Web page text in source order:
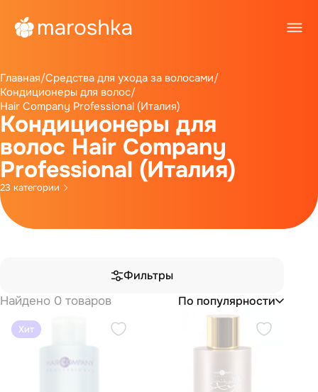
Главная/Средства для ухода за волосами/
Кондиционеры для волос/
Hair Company Professional (Италия)
Кондиционеры для
волос Hair Company
Professional (Италия)
23 категории
Фильтры
Найдено 0 товаров
По популярности
Хит